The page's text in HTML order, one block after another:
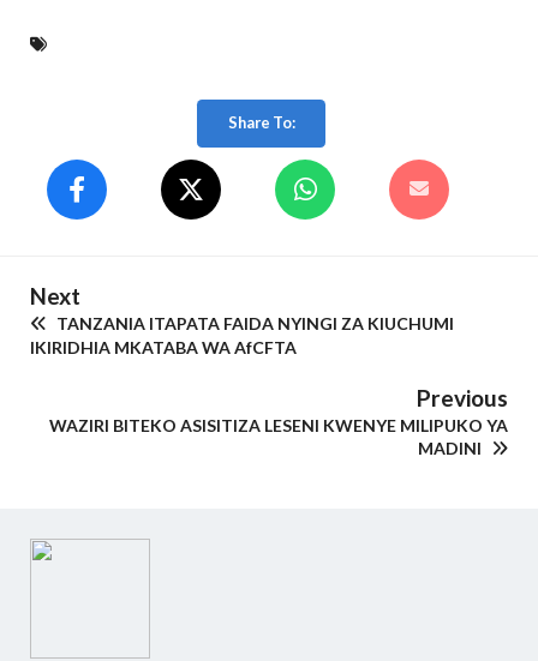
Share To:
Next
TANZANIA ITAPATA FAIDA NYINGI ZA KIUCHUMI
IKIRIDHIA MKATABA WA AfCFTA
Previous
WAZIRI BITEKO ASISITIZA LESENI KWENYE MILIPUKO YA
MADINI